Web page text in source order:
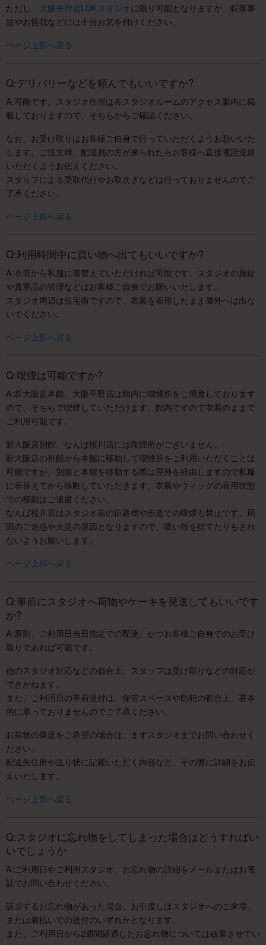
ただし、 大阪平野店LDKスタジオに限り可能となりますが、転落事
故やお怪我などには十分お気を付けください。
ページ上部へ戻る
Q:デリバリーなどを頼んでもいいですか?
A:可能です。スタジオ住所は各スタジオルームのアクセス案内に掲
載しておりますので、そちらからご確認ください。
なお、お受け取りはお客様ご自身で行っていただくようお願いいた
します。ご注文時、配達員の方が来られたらお客様へ直接電話連絡
いただくようお伝えください。
スタッフによる受取代行やお取次ぎなどは行っておりませんのでご
了承ください。
ページ上部へ戻る
Q:利用時間中に買い物へ出てもいいですか?
A:衣装から私服に着替えていただければ可能です。スタジオの施錠
や貴重品の管理などはお客様ご自身でお願いいたします。
スタジオ周辺は住宅街ですので、衣装を着用したまま屋外へは出な
いでください。
ページ上部へ戻る
Q:喫煙は可能ですか?
A:新大阪店本館、大阪平野店は館内に喫煙所をご用意しております
ので、そちらで喫煙していただけます。館内ですので衣装のままで
ご利用可能です。
新大阪店別館、なんば桜川店には喫煙所がございません。
新大阪店の別館から本館に移動して喫煙所をご利用いただくことは
可能ですが、別館と本館を移動する際は屋外を経由しますので私服
に着替えてから移動していただきます。衣装やウィッグの着用状態
での移動はご遠慮ください。
なんば桜川店はスタジオ前の街路樹や歩道での喫煙も禁止です。周
囲のご迷惑や火災の原因となりますので、吸い殻を捨てたりもされ
ないようお願いします。
ページ上部へ戻る
Q:事前にスタジオへ荷物やケーキを発送してもいいです
か?
A:原則、ご利用日当日指定での配達、かつお客様ご自身でのお受け
取りであれば可能です。
他のスタジオ対応などの都合上、スタッフは受け取りなどの対応が
できかねます。
また、ご利用日の事前送付は、保管スペースや防犯の都合上、基本
的に承っておりませんのでご了承ください。
お荷物の発送をご希望の場合は、まずスタジオまでお問い合わせく
ださい。
配送先住所や送り状に記載いただく内容など、その際に詳細をお伝
えいたします。
ページ上部へ戻る
Q:スタジオに忘れ物をしてしまった場合はどうすればい
いでしょうか
A:ご利用日やご利用スタジオ、お忘れ物の詳細をメールまたはお電
話でお問い合わせください。
該当するお忘れ物があった場合、お引渡しはスタジオへのご来場、
または着払いでの送付のいずれかとなります。
また、ご利用日から2週間経過したお忘れ物については破棄させてい